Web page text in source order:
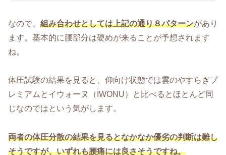
なので、 組み合わせとしては上記の通り８パターンがあり
ます。基本的に腰部分は硬めが来ることが予想されます
ね。
体圧試験の結果を見ると、仰向け状態では雲のやすらぎプ
レミアムとイウォーヌ（IWONU）と比べるとほとんど同
じなのではという気がします。
両者の体圧分散の結果を見るとなかなか優劣の判断は難し
そうですが、いずれも腰痛には良さそうですね。